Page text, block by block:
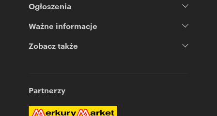
Ogłoszenia
Ważne informacje
Zobacz także
Partnerzy